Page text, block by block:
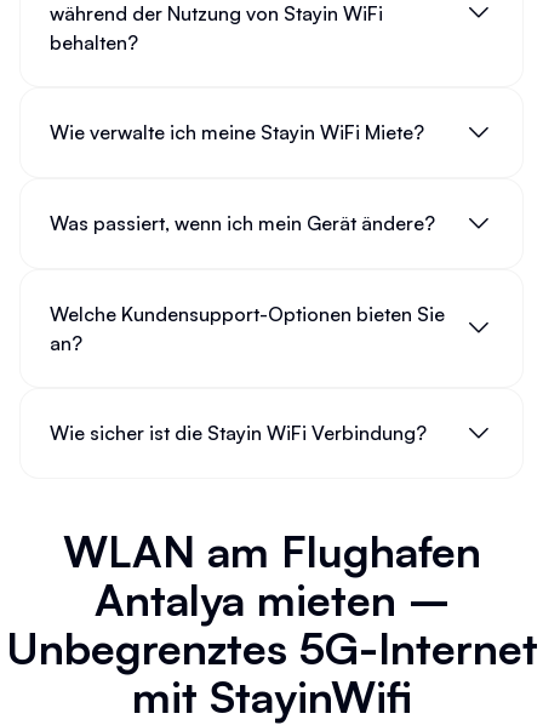
während der Nutzung von Stayin WiFi
behalten?
Wie verwalte ich meine Stayin WiFi Miete?
Was passiert, wenn ich mein Gerät ändere?
Welche Kundensupport-Optionen bieten Sie
an?
Wie sicher ist die Stayin WiFi Verbindung?
WLAN am Flughafen
Antalya mieten –
Unbegrenztes 5G-Internet
mit StayinWifi